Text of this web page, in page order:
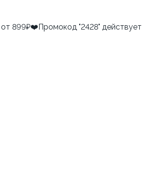
от 899₽❤️Промокод "2428" действует